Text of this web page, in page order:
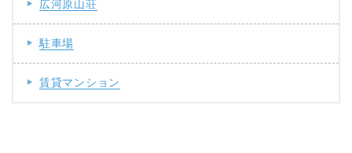
広河原山荘
駐車場
賃貸マンション